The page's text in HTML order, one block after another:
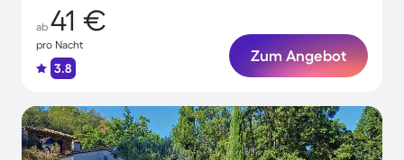
ab 41 €
pro Nacht
3.8
Zum Angebot